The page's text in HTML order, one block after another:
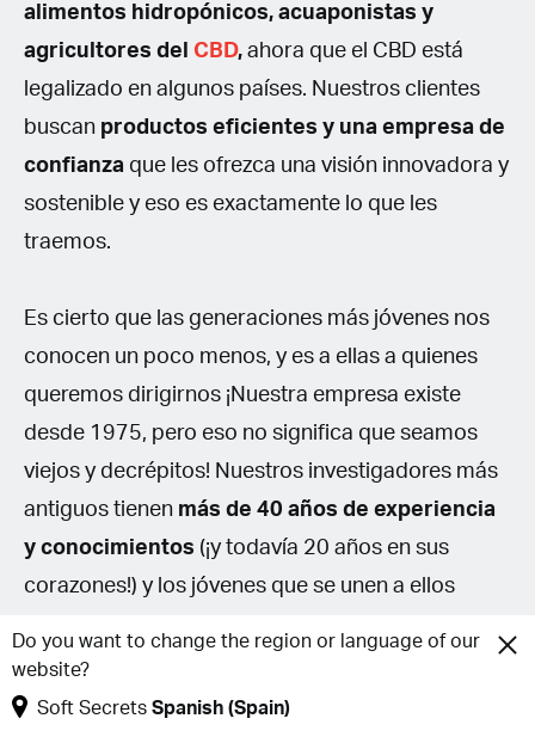
Do you want to change the region or language of our
website?
Soft Secrets Spanish (Spain)
alimentos hidropónicos, acuaponistas y
agricultores del CBD, ahora que el CBD está
legalizado en algunos países. Nuestros clientes
buscan productos eficientes y una empresa de
confianza que les ofrezca una visión innovadora y
sostenible y eso es exactamente lo que les
traemos.
Es cierto que las generaciones más jóvenes nos
conocen un poco menos, y es a ellas a quienes
queremos dirigirnos ¡Nuestra empresa existe
desde 1975, pero eso no significa que seamos
viejos y decrépitos! Nuestros investigadores más
antiguos tienen más de 40 años de experiencia
y conocimientos (¡y todavía 20 años en sus
corazones!) y los jóvenes que se unen a ellos
todavía queda mucho por hacer. ofrecemos a
nuestros clientes un nivel extraordinario de